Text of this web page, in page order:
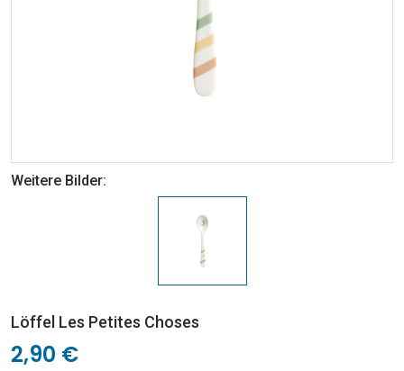
Weitere Bilder:
Löffel Les Petites Choses
2,90 €